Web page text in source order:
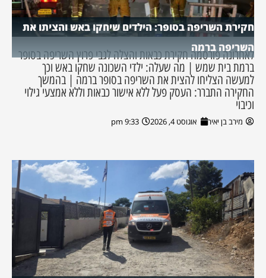
חקירת השריפה בסופר: הילדים שיחקו באש והציתו את
השריפה ברמה
לאחרונה פורסמה חקירת כבאות והצלה לגבי פרוץ השריפה בסופר
ברמת בית שמש | מה שעלה: ילדי השכונה שחקו באש וכך
למעשה הצליחו להצית את השריפה בסופר ברמה | בהמשך
החקירה התברר: העסק פעל ללא אישור כבאות וללא אמצעי גילוי
וכיבוי
מירב בן יאיר אוגוסט 4, 2026 9:33 pm